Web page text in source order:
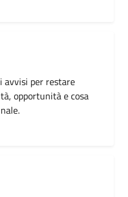
avvisi per restare
opportunità e cosa